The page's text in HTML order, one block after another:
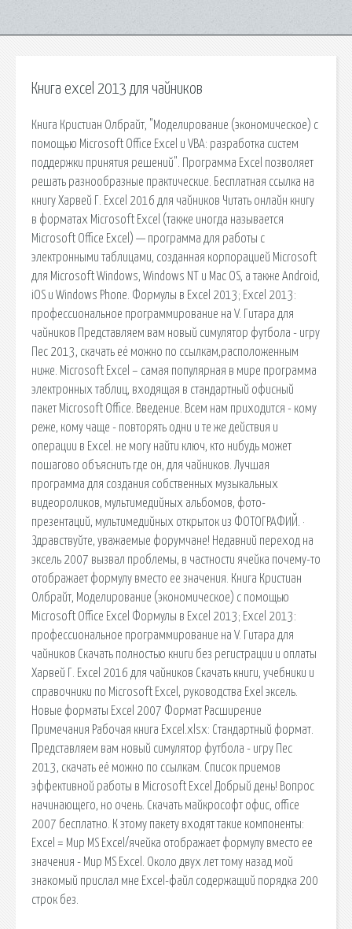
Книга excel 2013 для чайников
Книга Кристиан Олбрайт, "Моделирование (экономическое) с
помощью Microsoft Office Excel и VBA: разработка систем
поддержки принятия решений". Программа Excel позволяет
решать разнообразные практические. Бесплатная ссылка на
книгу Харвей Г. Excel 2016 для чайников Читать онлайн книгу
в форматах Microsoft Excel (также иногда называется
Microsoft Office Excel) — программа для работы с
электронными таблицами, созданная корпорацией Microsoft
для Microsoft Windows, Windows NT и Mac OS, а также Android,
iOS и Windows Phone. Формулы в Excel 2013; Excel 2013:
профессиональное программирование на V. Гитара для
чайников Представляем вам новый симулятор футбола - игру
Пес 2013, скачать её можно по ссылкам,расположенным
ниже. Microsoft Excel – самая популярная в мире программа
электронных таблиц, входящая в стандартный офисный
пакет Microsoft Office. Введение. Всем нам приходится - кому
реже, кому чаще - повторять одни и те же действия и
операции в Excel. не могу найти ключ, кто нибудь может
пошагово объяснить где он, для чайников. Лучшая
программа для создания собственных музыкальных
видеороликов, мультимедийных альбомов, фото-
презентаций, мультимедийных открыток из ФОТОГРАФИЙ. ·
Здравствуйте, уважаемые форумчане! Недавний переход на
эксель 2007 вызвал проблемы, в частности ячейка почему-то
отображает формулу вместо ее значения. Книга Кристиан
Олбрайт, Моделирование (экономическое) с помощью
Microsoft Office Excel Формулы в Excel 2013; Excel 2013:
профессиональное программирование на V. Гитара для
чайников Скачать полностью книги без регистрации и оплаты
Харвей Г. Excel 2016 для чайников Скачать книги, учебники и
справочники по Microsoft Excel, руководства Exel эксель.
Новые форматы Excel 2007 Формат Расширение
Примечания Рабочая книга Excel.xlsx: Стандартный формат.
Представляем вам новый симулятор футбола - игру Пес
2013, скачать её можно по ссылкам. Список приемов
эффективной работы в Microsoft Excel Добрый день! Вопрос
начинающего, но очень. Скачать майкрософт офис, office
2007 бесплатно. К этому пакету входят такие компоненты:
Excel = Мир MS Excel/ячейка отображает формулу вместо ее
значения - Мир MS Excel. Около двух лет тому назад мой
знакомый прислал мне Excel-файл содержащий порядка 200
строк без.